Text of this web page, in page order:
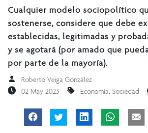
Cualquier modelo sociopolítico
sostenerse, considere que debe
establecidas, legitimadas y
y se agotará (por amado que
por parte de la mayoría).
Roberto Veiga González
02 May 2023
Economía, Sociedad